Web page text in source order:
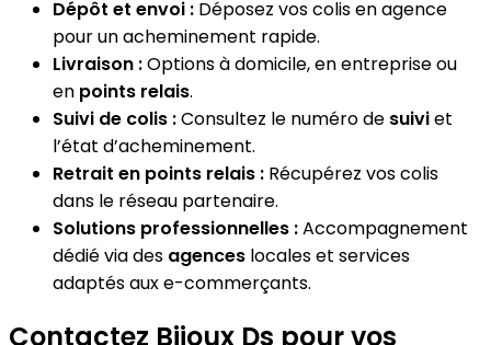
Dépôt et envoi : Déposez vos colis en agence
pour un acheminement rapide.
Livraison :Options à domicile, en entreprise ou
en points relais.
Suivi de colis :Consultez le numéro de suiviet
l’état d’acheminement.
Retrait en points relais : Récupérez vos colis
dans le réseau partenaire.
Solutions professionnelles :Accompagnement
dédié via des agences locales et services
adaptés aux e-commerçants.
Contactez Bijoux Ds pour vos